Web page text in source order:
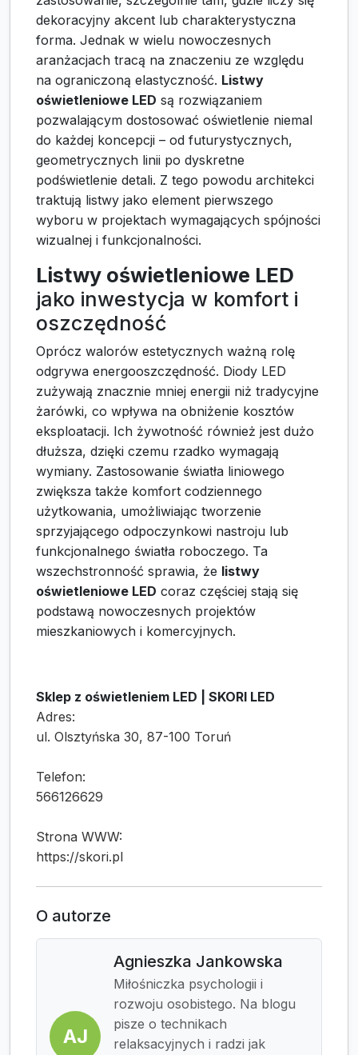
dekoracyjny akcent lub charakterystyczna
forma. Jednak w wielu nowoczesnych
aranżacjach tracą na znaczeniu ze względu
na ograniczoną elastyczność. Listwy
oświetleniowe LED są rozwiązaniem
pozwalającym dostosować oświetlenie niemal
do każdej koncepcji – od futurystycznych,
geometrycznych linii po dyskretne
podświetlenie detali. Z tego powodu architekci
traktują listwy jako element pierwszego
wyboru w projektach wymagających spójności
wizualnej i funkcjonalności.
Listwy oświetleniowe LED
jako inwestycja w komfort i
oszczędność
Oprócz walorów estetycznych ważną rolę
odgrywa energooszczędność. Diody LED
zużywają znacznie mniej energii niż tradycyjne
żarówki, co wpływa na obniżenie kosztów
eksploatacji. Ich żywotność również jest dużo
dłuższa, dzięki czemu rzadko wymagają
wymiany. Zastosowanie światła liniowego
zwiększa także komfort codziennego
użytkowania, umożliwiając tworzenie
sprzyjającego odpoczynkowi nastroju lub
funkcjonalnego światła roboczego. Ta
wszechstronność sprawia, że listwy
oświetleniowe LED coraz częściej stają się
podstawą nowoczesnych projektów
mieszkaniowych i komercyjnych.
Sklep z oświetleniem LED | SKORI LED
Adres:
ul. Olsztyńska 30, 87-100 Toruń
Telefon:
566126629
Strona WWW:
https://skori.pl
O autorze
AJ
Agnieszka Jankowska
Miłośniczka psychologii i
rozwoju osobistego. Na blogu
pisze o technikach
relaksacyjnych i radzi jak